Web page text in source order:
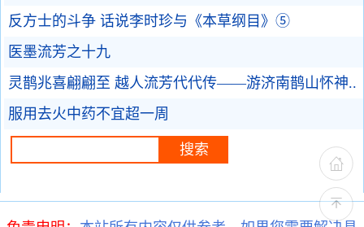
反方士的斗争 话说李时珍与《本草纲目》⑤
医墨流芳之十九
灵鹊兆喜翩翩至 越人流芳代代传——游济南鹊山怀神..
服用去火中药不宜超一周